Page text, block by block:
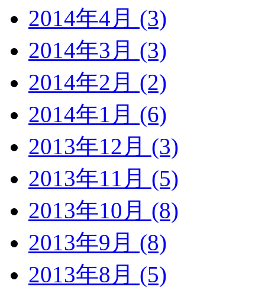
2014年4月 (3)
2014年3月 (3)
2014年2月 (2)
2014年1月 (6)
2013年12月 (3)
2013年11月 (5)
2013年10月 (8)
2013年9月 (8)
2013年8月 (5)